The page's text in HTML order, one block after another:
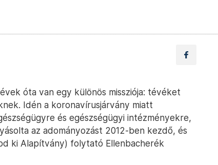
óta van egy különös missziója: tévéket
Idén a koronavírusjárvány miatt
és egészségügyi intézményekre,
az adományozást 2012-ben kezdő, és
ki Alapítvány) folytató Ellenbacherék